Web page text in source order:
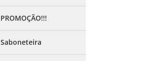
PROMOÇÃO!!!
Saboneteira